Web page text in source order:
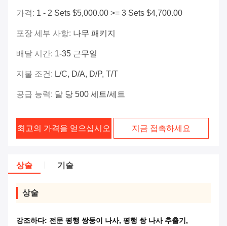
가격: 1 - 2 Sets $5,000.00 >= 3 Sets $4,700.00
포장 세부 사항: 나무 패키지
배달 시간: 1-35 근무일
지불 조건: L/C, D/A, D/P, T/T
공급 능력: 달 당 500 세트/세트
최고의 가격을 얻으십시오 지금 접촉하세요
상술 기술
상술
강조하다: 전문 평행 쌍둥이 나사, 평행 쌍 나사 추출기 ,